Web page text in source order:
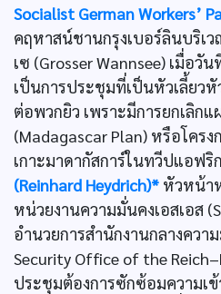
Socialist German Workers’
คฤหาสน์ชานกรุงเบอร์ลินบริเ
เซ (Grosser Wannsee) เมื่อ
เป็นการประชุมที่เป็นหัวเลี้ยว
ต่อพวกยิว เพราะมีการยกเลิก
(Madagascar Plan) หรือโคร
เกาะมาดากัสการ์ในทวีปแอฟริ
(Reinhard Heydrich)* หัวหน้า
หน่วยงานความมั่นคงเอสเอส
อำนวยการสำนักงานกลางควา
Security Office of the
ประชุมต้องการซักซ้อมความเ